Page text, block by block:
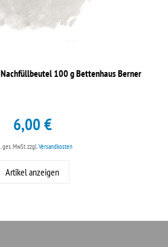
100 g Bettenhaus Berner
6,00 €
ges. MwSt.zzgl.Versandkosten
Artikel anzeigen